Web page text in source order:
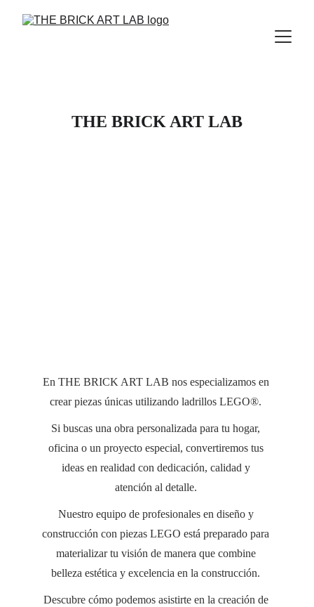
En THE BRICK ART LAB nos especializamos en
crear piezas únicas utilizando ladrillos LEGO®.
Si buscas una obra personalizada para tu hogar,
oficina o un proyecto especial, convertiremos tus
ideas en realidad con dedicación, calidad y
atención al detalle.
Nuestro equipo de profesionales en diseño y
construcción con piezas LEGO está preparado para
materializar tu visión de manera que combine
belleza estética y excelencia en la construcción.
Descubre cómo podemos asistirte en la creación de
THE BRICK ART LAB